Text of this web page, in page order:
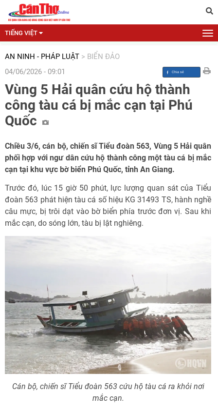
TIẾNG VIỆT
AN NINH - PHÁP LUẬT > BIỂN ĐẢO
04/06/2026 - 09:01
Vùng 5 Hải quân cứu hộ thành
công tàu cá bị mắc cạn tại Phú
Quốc
Chiều 3/6, cán bộ, chiến sĩ Tiểu đoàn 563, Vùng 5 Hải quân
phối hợp với ngư dân cứu hộ thành công một tàu cá bị mắc
cạn tại khu vực bờ biển Phú Quốc, tỉnh An Giang.
Trước đó, lúc 15 giờ 50 phút, lực lượng quan sát của Tiểu
đoàn 563 phát hiện tàu cá số hiệu KG 31493 TS, hành nghề
câu mực, bị trôi dạt vào bờ biển phía trước đơn vị. Sau khi
mắc cạn, do sóng lớn, tàu bị lật nghiêng.
Cán bộ, chiến sĩ Tiểu đoàn 563 cứu hộ tàu cá ra khỏi nơi
mắc cạn.